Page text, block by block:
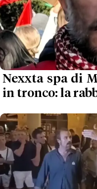
Nexxta spa di
in tronco: la